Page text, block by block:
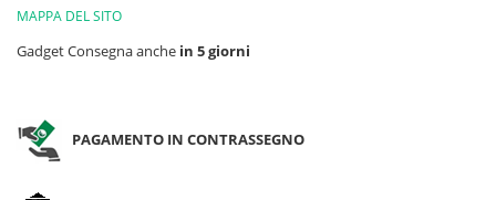
MAPPA DEL SITO
Gadget Consegna anche in 5 giorni
PAGAMENTO IN CONTRASSEGNO